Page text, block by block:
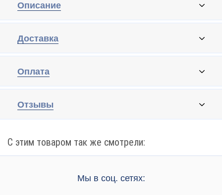
Описание
Доставка
Оплата
Отзывы
С этим товаром так же смотрели:
Мы в соц. сетях: